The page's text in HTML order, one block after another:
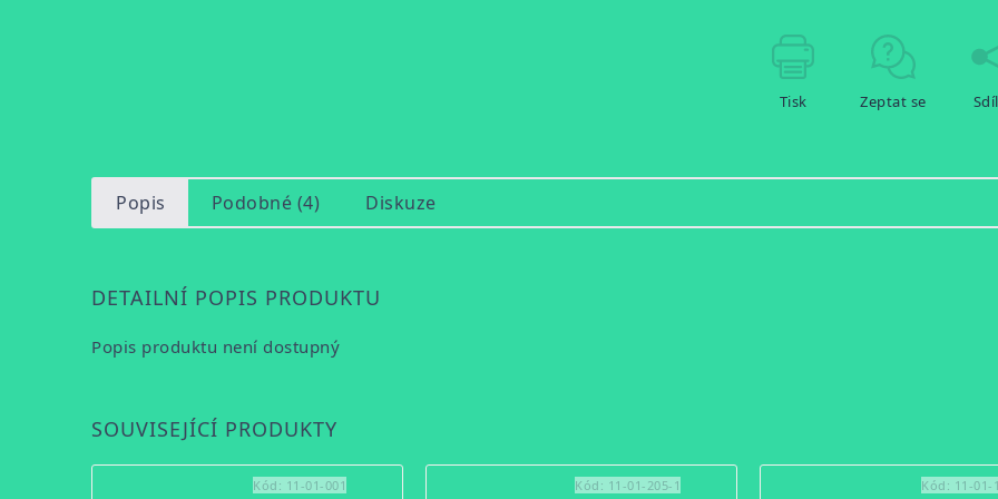
Tisk Zeptat se
Popis Podobné (4) Diskuze
DETAILNÍ POPIS PRODUKTU
Popis produktu není dostupný
SOUVISEJÍCÍ PRODUKTY
Kód: 11-01-001 Kód: 11-01-205-1 Kód: 11-01-